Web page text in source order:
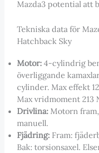
Mazda3 potential att
Tekniska data för
Hatchback Sky
Motor:4-cylindrig
överliggande
cylinder. Max effekt
Max vridmoment
Drivlina:Motorn
manuell.
Fjädring:Fram:
Bak: torsionsaxel.